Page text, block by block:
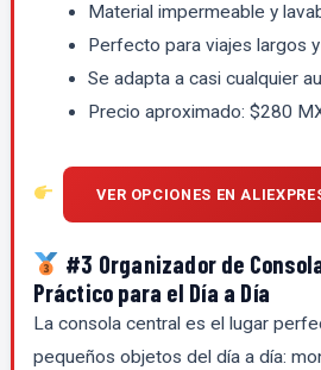
Material impermeable y
Perfecto para viajes largos
Se adapta a casi cualquier
Precio aproximado: $280
VER OPCIONES EN
#3 Organizador de
Práctico para el Día a Día
La consola central es el lugar
pequeños objetos del día a día: